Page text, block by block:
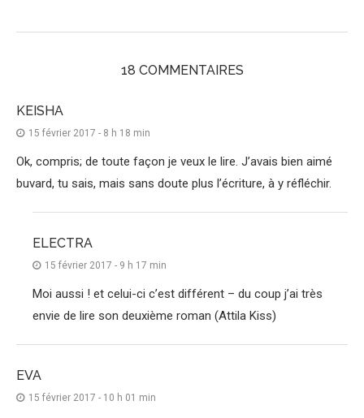
18 COMMENTAIRES
KEISHA
15 février 2017 - 8 h 18 min
Ok, compris; de toute façon je veux le lire. J’avais bien aimé
buvard, tu sais, mais sans doute plus l’écriture, à y réfléchir.
ELECTRA
15 février 2017 - 9 h 17 min
Moi aussi ! et celui-ci c’est différent – du coup j’ai très
envie de lire son deuxième roman (Attila Kiss)
EVA
15 février 2017 - 10 h 01 min